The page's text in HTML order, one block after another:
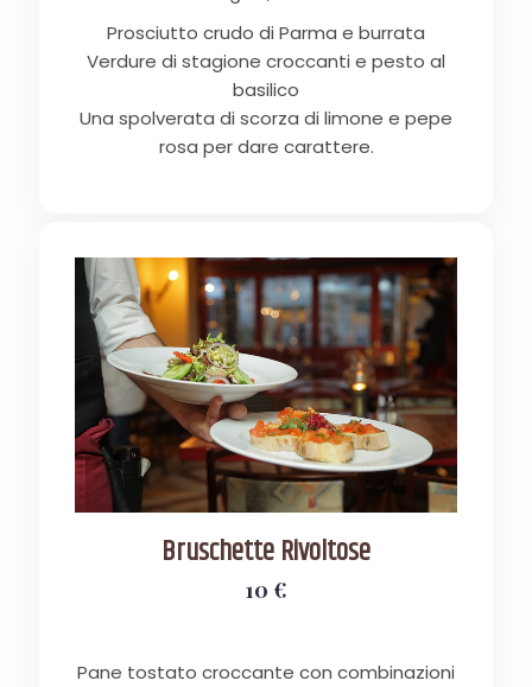
Prosciutto crudo di Parma e burrata
Verdure di stagione croccanti e pesto al
basilico
Una spolverata di scorza di limone e pepe
rosa per dare carattere.
Bruschette Rivoltose
10 €
Pane tostato croccante con combinazioni